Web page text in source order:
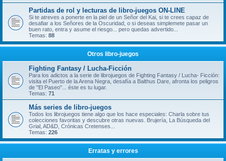
Partidas de rol y lecturas de libro-juegos ON-LINE
Si te atreves a ponerte en la piel de un Señor del Kai, si te crees capaz de
desafiar a los Señores de la Oscuridad, o si deseas simplemete pasar un
buen rato, entra y asume el riesgo... pero quedas advertido...
Temas: 88
Otros libro-juegos
Fighting Fantasy / Lucha-Ficción
Para los adictos a la serie de librojuegos de Fighting Fantasy / Lucha- Ficción:
visita el Puerto de la Arena Negra, desafía a Balthus Dare, afronta los peligros
de "El Paseo"... éste es tu lugar.
Temas: 71
Más series de libro-juegos
Todos los librojuegos tiene algo que los hace especiales: Charla sobre tus
colecciones favoritas y descubre otras nuevas. Brujería, La Búsqueda del
Grial, AD&D, Crónicas Cretenses...
Temas: 226
Erratas y errores